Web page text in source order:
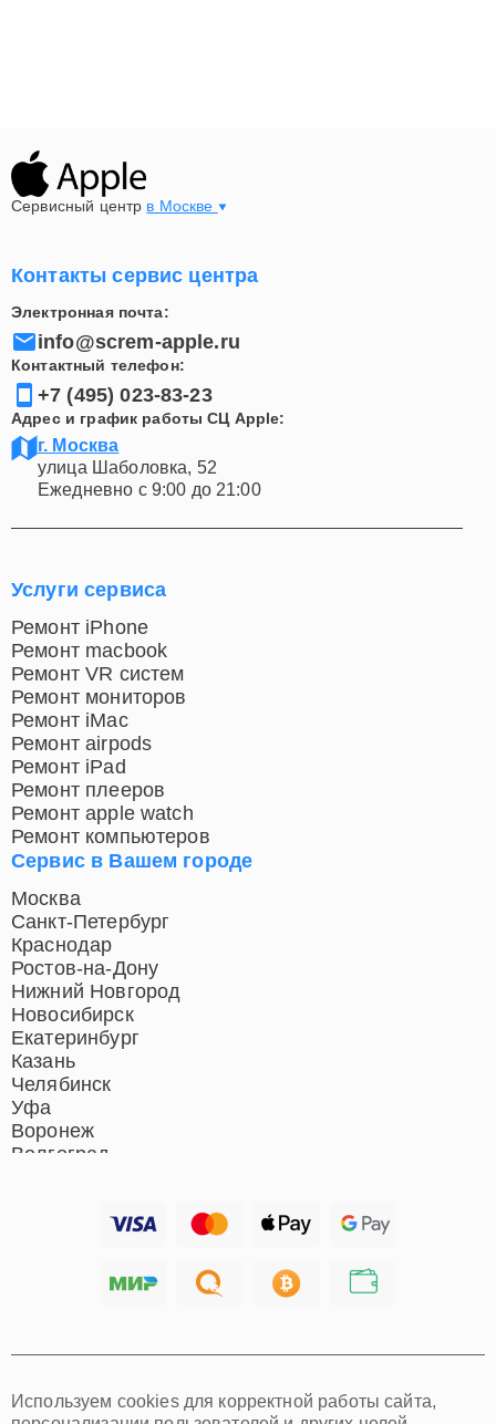
Сервисный центр в Москве
Контакты сервис центра
Электронная почта:
info@screm-apple.ru
Контактный телефон:
+7 (495) 023-83-23
Адрес и график работы СЦ Apple:
г. Москва
улица Шаболовка, 52
Ежедневно с 9:00 до 21:00
Сервис в Вашем городе
Москва
Санкт-Петербург
Краснодар
Ростов-на-Дону
Нижний Новгород
Новосибирск
Екатеринбург
Казань
Челябинск
Уфа
Воронеж
Волгоград
Хабаровск
Омск
Услуги сервиса
Ремонт iPhone
Ремонт macbook
Ремонт VR систем
Ремонт мониторов
Ремонт iMac
Ремонт airpods
Ремонт iPad
Ремонт плееров
Ремонт apple watch
Ремонт компьютеров
Используем cookies для корректной работы сайта,